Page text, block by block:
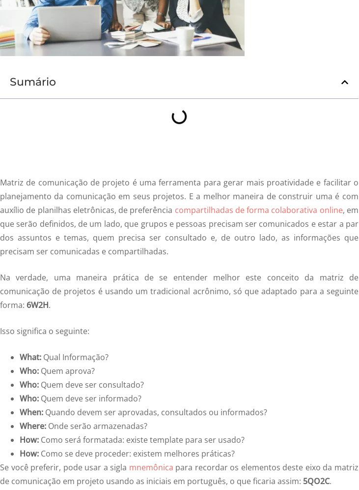
Sumário
Matriz de comunicação de projeto é uma ferramenta para gerar mais proatividade e facilitar o
planejamento da comunicação em seus projetos. E a melhor maneira de construir uma é com
auxílio de planilhas eletrônicas, de preferência compartilhadas de forma colaborativa online, em
que serão definidos, de um lado, que grupos e pessoas precisam ser comunicados e estar a par
dos assuntos e temas, quem precisa ser consultado e, de outro lado, as informações que
precisam ser comunicadas e compartilhadas.
Na verdade, uma maneira prática de se entender melhor este conceito da matriz de
comunicação de projetos é usando um tradicional acrônimo, só que adaptado para a seguinte
forma: 6W2H.
Isso significa o seguinte:
What: Qual Informação?
Who: Quem aprova?
Who: Quem deve ser consultado?
Who: Quem deve ser informado?
When: Quando devem ser aprovadas, consultados ou informados?
Where: Onde serão armazenadas?
How: Como será formatada: existe template para ser usado?
How: Como se deve proceder: existem melhores práticas?
Se você preferir, pode usar a sigla mnemônica para recordar os elementos deste eixo da matriz
de comunicação em projeto usando as iniciais em português, o que ficaria assim: 5QO2C.